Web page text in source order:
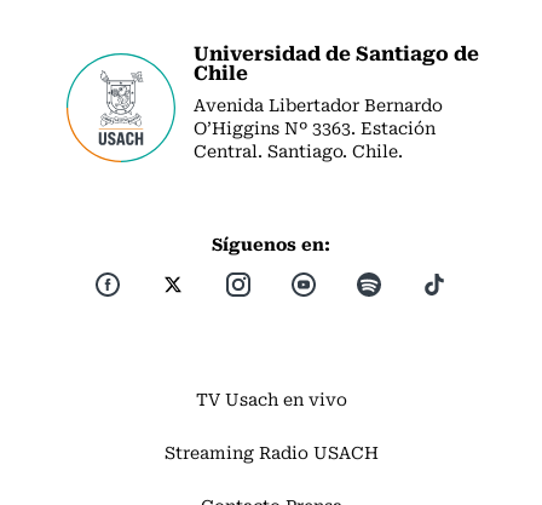
Universidad de Santiago de
Chile
Avenida Libertador Bernardo
O’Higgins Nº 3363. Estación
Central. Santiago. Chile.
Síguenos en:
TV Usach en vivo
Streaming Radio USACH